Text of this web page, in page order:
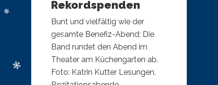
Rekordspenden
Bunt und vielfältig wie der
gesamte Benefiz-Abend: Die
Band rundet den Abend im
Theater am Küchengarten ab.
Foto: Katrin Kutter Lesungen,